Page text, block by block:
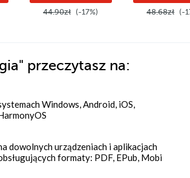
44.90zł (-17%) 48.68zł (-
przeczytasz na:
Windows, Android, iOS,
dowolnych urządzeniach i aplikacjach
formaty: PDF, EPub, Mobi